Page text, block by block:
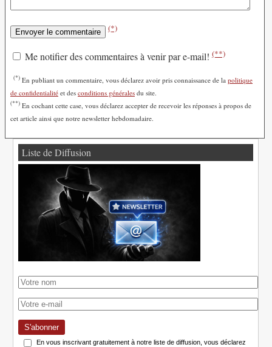
(*)
Me notifier des commentaires à venir par e-mail! (**)
(*) En publiant un commentaire, vous déclarez avoir pris connaissance de la politique
de confidentialité et des conditions générales du site.
(**) En cochant cette case, vous déclarez accepter de recevoir les réponses à propos de
cet article ainsi que notre newsletter hebdomadaire.
Liste de Diffusion
S'abonner
En vous inscrivant gratuitement à notre liste de diffusion, vous déclarez